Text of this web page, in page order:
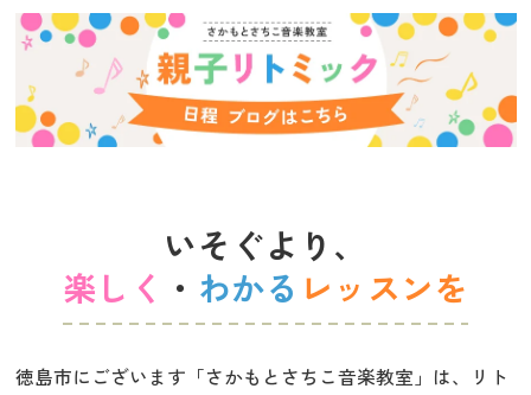
いそぐより、
楽しく ・ わかる レッスンを
徳島市にございます「さかもとさちこ音楽教室」は、リト